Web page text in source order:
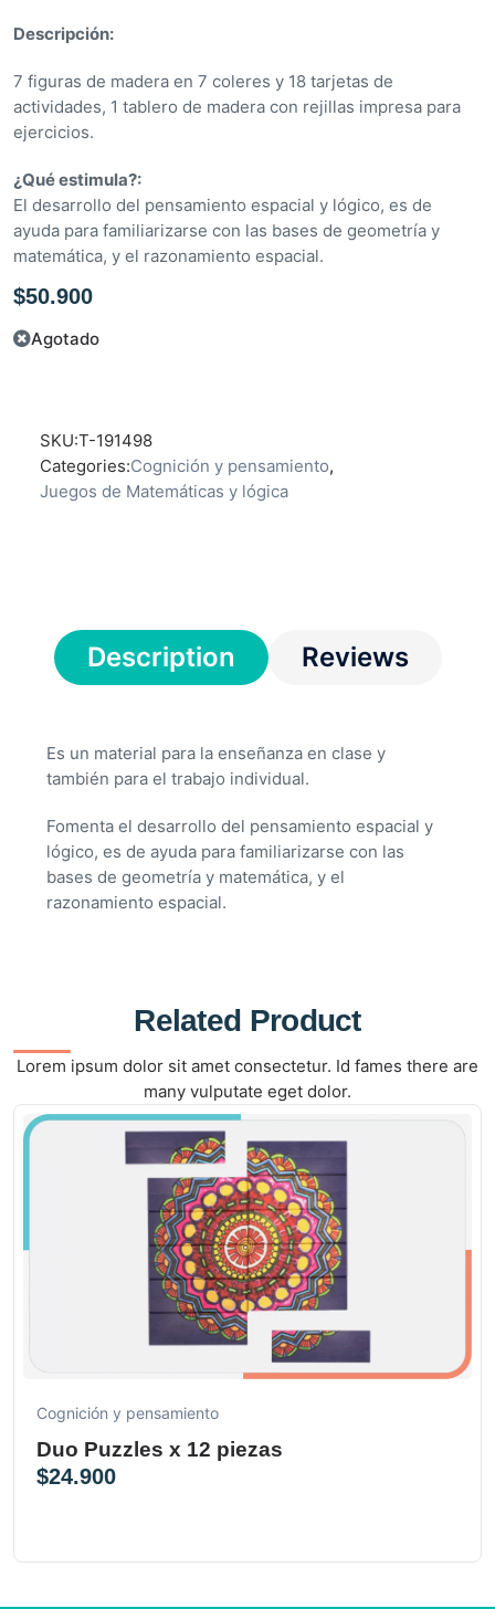
o
n
0
d
5
Descripción:
7 figuras de madera en 7 coleres y 18 tarjetas de
actividades, 1 tablero de madera con rejillas impresa para
ejercicios.
¿Qué estimula?:
El desarrollo del pensamiento espacial y lógico, es de
ayuda para familiarizarse con las bases de geometría y
matemática, y el razonamiento espacial.
$50.900
Agotado
SKU:T-191498
Categories:Cognición y pensamiento,
Juegos de Matemáticas y lógica
Description Reviews
Es un material para la enseñanza en clase y
también para el trabajo individual.
Fomenta el desarrollo del pensamiento espacial y
lógico, es de ayuda para familiarizarse con las
bases de geometría y matemática, y el
razonamiento espacial.
Related Product
Lorem ipsum dolor sit amet consectetur. Id fames there are
many vulputate eget dolor.
Cognición y pensamiento
Duo Puzzles x 12 piezas
$24.900